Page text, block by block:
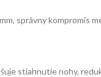
správny kompromis
stiahnutie nohy,